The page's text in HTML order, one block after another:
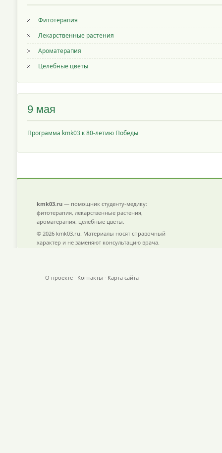
Фитотерапия
Лекарственные растения
Ароматерапия
Целебные цветы
9 мая
Программа kmk03 к 80-летию Победы
kmk03.ru — помощник студенту-медику:
фитотерапия, лекарственные растения,
ароматерапия, целебные цветы.
© 2026 kmk03.ru. Материалы носят справочный
характер и не заменяют консультацию врача.
О проекте · Контакты · Карта сайта